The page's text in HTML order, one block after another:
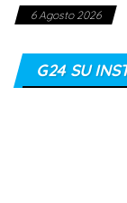
6 Agosto 2026
G24 SU